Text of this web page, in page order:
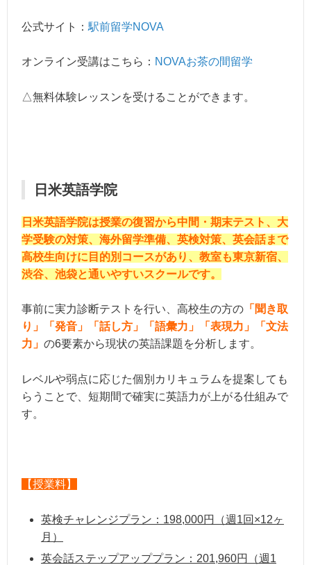
公式サイト： 駅前留学NOVA
オンライン受講はこちら： NOVAお茶の間留学
△無料体験レッスンを受けることができます。
日米英語学院
日米英語学院は授業の復習から中間・期末テスト、大
学受験の対策、海外留学準備、英検対策、英会話まで
高校生向けに目的別コースがあり、教室も東京新宿、
渋谷、池袋と通いやすいスクールです。
事前に実力診断テストを行い、高校生の方の 「聞き取
り」「発音」「話し方」「語彙力」「表現力」「文法
力」 の6要素から現状の英語課題を分析します。
レベルや弱点に応じた個別カリキュラムを提案しても
らうことで、短期間で確実に英語力が上がる仕組みで
す。
【授業料】
英検チャレンジプラン：198,000円（週1回×12ヶ
月）
英会話ステップアッププラン：201,960円（週1